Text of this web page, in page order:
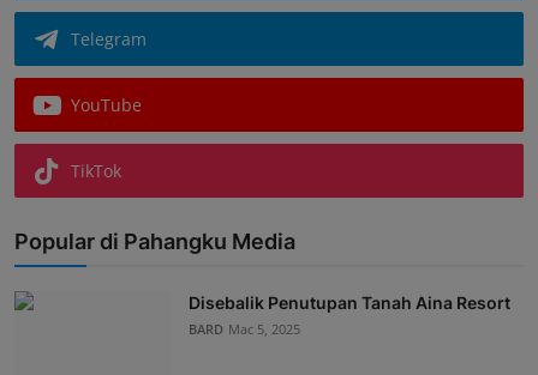
Telegram
YouTube
TikTok
Popular di Pahangku Media
Disebalik Penutupan Tanah Aina Resort
BARD Mac 5, 2025